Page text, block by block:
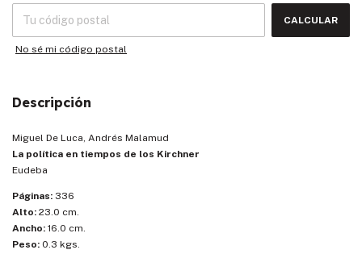
CALCULAR
No sé mi código postal
Descripción
Miguel De Luca, Andrés Malamud
La política en tiempos de los Kirchner
Eudeba
Páginas: 336
Alto: 23.0 cm.
Ancho: 16.0 cm.
Peso: 0.3 kgs.